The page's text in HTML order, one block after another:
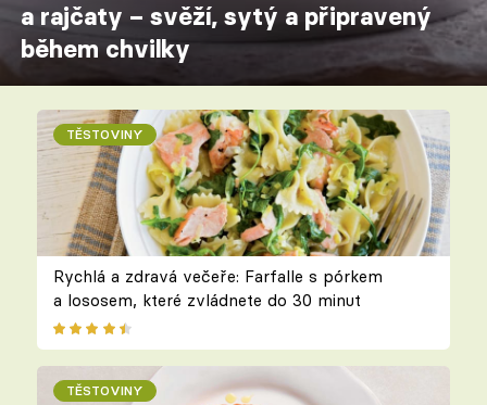
a rajčaty – svěží, sytý a připravený
během chvilky
TĚSTOVINY
Rychlá a zdravá večeře: Farfalle s pórkem
a lososem, které zvládnete do 30 minut
TĚSTOVINY